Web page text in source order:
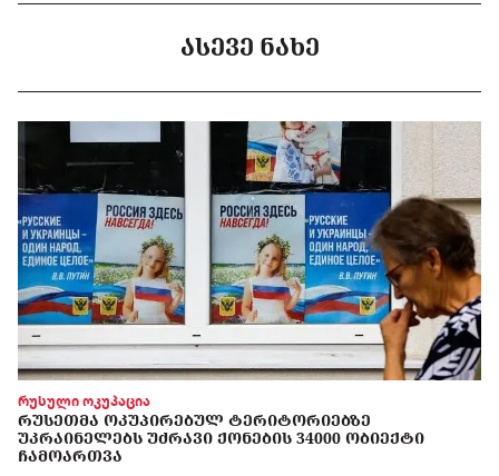
ᲐᲡᲔᲕᲔ ᲜᲐᲮᲔ
რუსული ოკუპაცია
ᲠᲣᲡᲔᲗᲛᲐ ᲝᲙᲣᲞᲘᲠᲔᲑᲣᲚ ᲢᲔᲠᲘᲢᲝᲠᲘᲔᲑᲖᲔ
ᲣᲙᲠᲐᲘᲜᲔᲚᲔᲑᲡ ᲣᲫᲠᲐᲕᲘ ᲥᲝᲜᲔᲑᲘᲡ 34000 ᲝᲑᲘᲔᲥᲢᲘ
ᲩᲐᲛᲝᲐᲠᲗᲕᲐ